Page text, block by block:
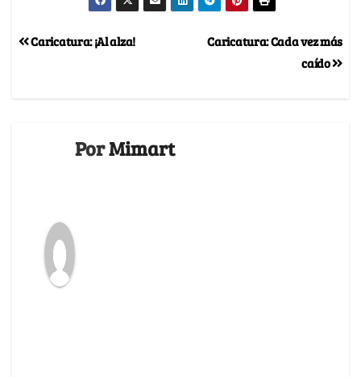
Caricatura: Cada vez más
caído
Caricatura: ¡Al alza!
PorMimart